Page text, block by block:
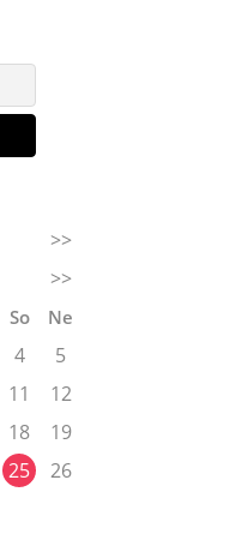
>>
>>
So Ne
4
5
11
12
18
19
25
26